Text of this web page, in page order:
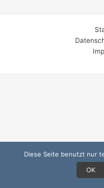
Diese Seite benutzt nur
OK